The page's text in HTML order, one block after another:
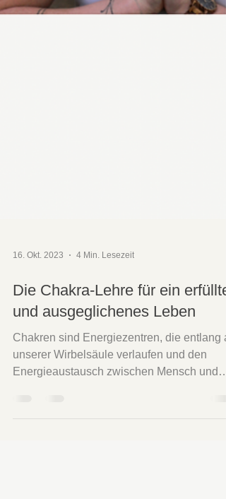
16. Okt. 2023 4 Min. Lesezeit
Die Chakra-Lehre für ein
und ausgeglichenes Leben
Chakren sind Energiezentren, die entlang